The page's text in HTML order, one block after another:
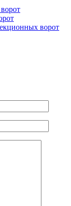
ворот